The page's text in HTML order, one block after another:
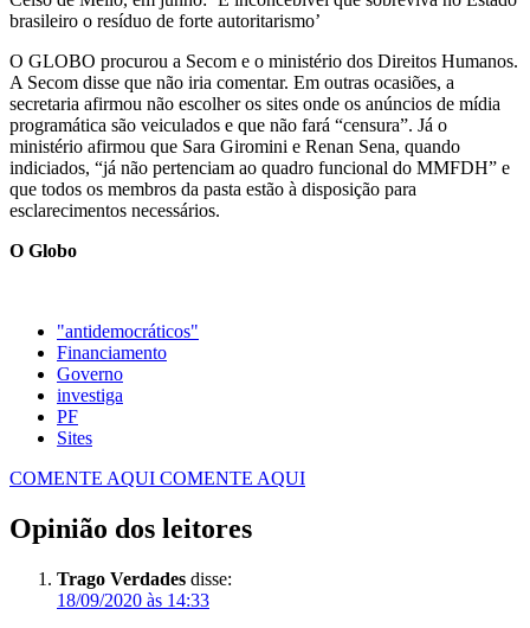
brasileiro o resíduo de forte autoritarismo’
O GLOBO procurou a Secom e o ministério dos Direitos Humanos.
A Secom disse que não iria comentar. Em outras ocasiões, a
secretaria afirmou não escolher os sites onde os anúncios de mídia
programática são veiculados e que não fará “censura”. Já o
ministério afirmou que Sara Giromini e Renan Sena, quando
indiciados, “já não pertenciam ao quadro funcional do MMFDH” e
que todos os membros da pasta estão à disposição para
esclarecimentos necessários.
O Globo
"antidemocráticos"
Financiamento
Governo
investiga
PF
Sites
COMENTE AQUI COMENTE AQUI
Opinião dos leitores
Trago Verdades disse:
18/09/2020 às 14:33